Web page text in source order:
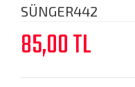
SÜNGER442
85,00TL